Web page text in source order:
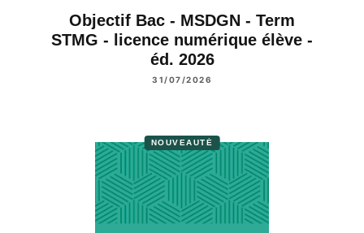
Objectif Bac - MSDGN - Term
STMG - licence numérique élève -
éd. 2026
31/07/2026
NOUVEAUTÉ